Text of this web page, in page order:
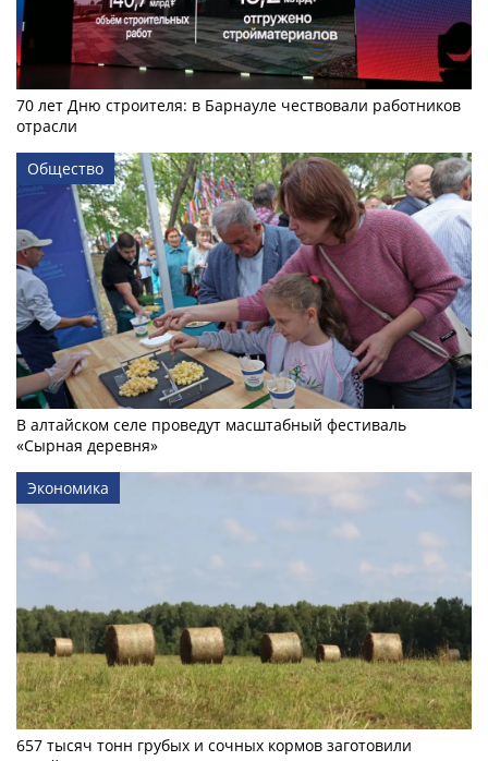
70 лет Дню строителя: в Барнауле чествовали работников
отрасли
Общество
В алтайском селе проведут масштабный фестиваль
«Сырная деревня»
Экономика
657 тысяч тонн грубых и сочных кормов заготовили